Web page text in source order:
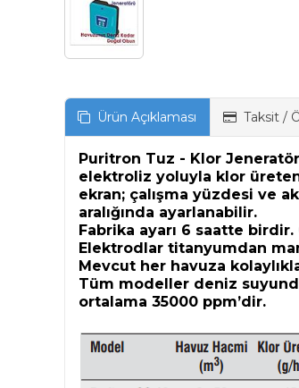
Ürün Açıklaması Taksit /
Puritron Tuz - Klor
elektroliz yoluyla klor
ekran; çalışma yüzdesi ve
aralığında ayarlanabilir.
Fabrika ayarı 6 saatte
Elektrodlar titanyumdan
Mevcut her havuza
Tüm modeller deniz
ortalama 35000 ppm’dir.